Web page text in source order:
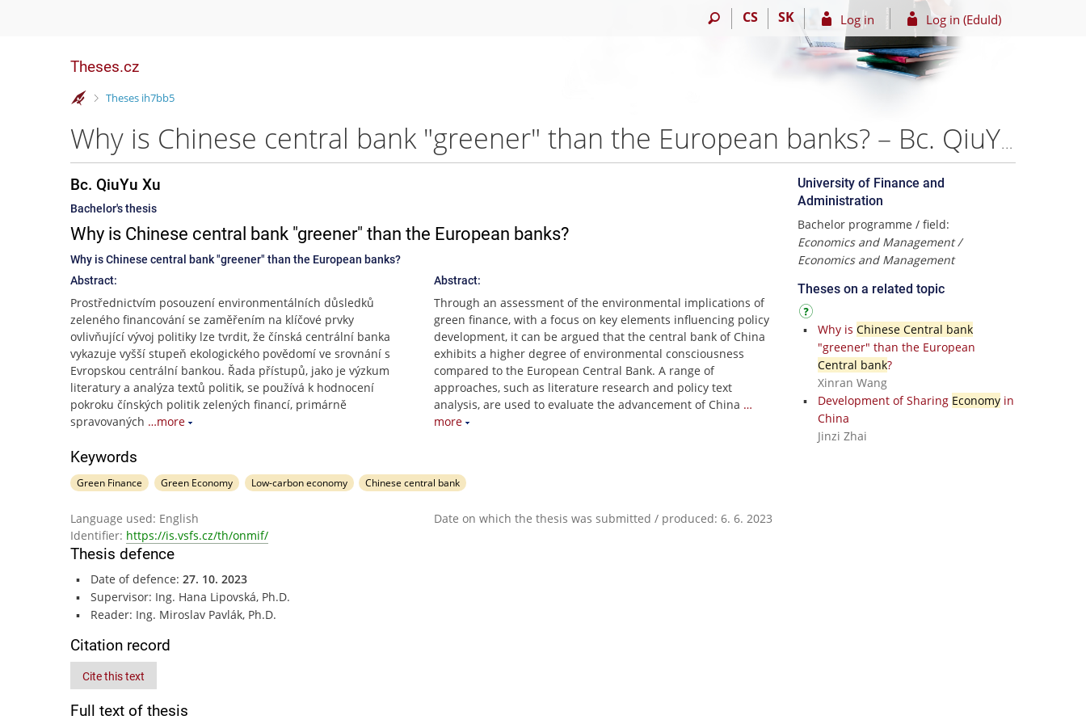
CS SK Log in Log in (EduId)
Theses.cz
>
Theses ih7bb5
Why is Chinese central bank "greener" than the European banks? – Bc. QiuYu Xu
Bc. QiuYu Xu
Bachelor's thesis
Why is Chinese central bank "greener" than the European banks?
Why is Chinese central bank "greener" than the European banks?
Abstract:
Prostřednictvím posouzení environmentálních důsledků
zeleného financování se zaměřením na klíčové prvky
ovlivňující vývoj politiky lze tvrdit, že čínská centrální banka
vykazuje vyšší stupeň ekologického povědomí ve srovnání s
Evropskou centrální bankou. Řada přístupů, jako je výzkum
literatury a analýza textů politik, se používá k hodnocení
pokroku čínských politik zelených financí, primárně
spravovaných …more
Abstract:
Through an assessment of the environmental implications of
green finance, with a focus on key elements influencing policy
development, it can be argued that the central bank of China
exhibits a higher degree of environmental consciousness
compared to the European Central Bank. A range of
approaches, such as literature research and policy text
analysis, are used to evaluate the advancement of China …
more
Keywords
Green Finance Green Economy Low-carbon economy Chinese central bank
Language used: English
Date on which the thesis was submitted / produced: 6. 6. 2023
Identifier: https://is.vsfs.cz/th/onmif/
Thesis defence
Date of defence: 27. 10. 2023
Supervisor: Ing. Hana Lipovská, Ph.D.
Reader: Ing. Miroslav Pavlák, Ph.D.
Citation record
Cite this text
Full text of thesis
University of Finance and
Administration
Bachelor programme / field:
Economics and Management /
Economics and Management
Theses on a related topic
Why is Chinese Central bank
"greener" than the European
Central bank?
Xinran Wang
Development of Sharing Economyin
China
Jinzi Zhai